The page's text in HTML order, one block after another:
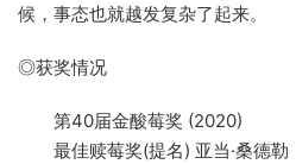
候，事态也就越发复杂了起来。
◎获奖情况
第40届金酸莓奖 (2020)
最佳赎莓奖(提名) 亚当·桑德勒